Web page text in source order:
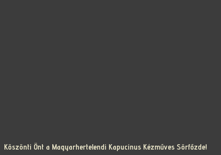
Köszönti Önt a Magyarhertelendi Kapucinus Kézműves Sörfőzde!